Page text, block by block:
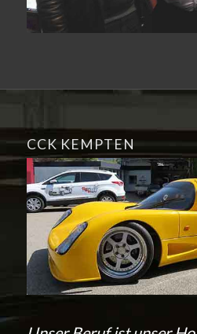
CCK KEMPTEN